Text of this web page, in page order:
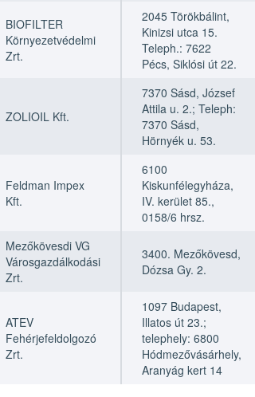
BIOFILTER
Környezetvédelmi
Zrt.
2045 Törökbálint,
Kinizsi utca 15.
Teleph.: 7622
Pécs, Siklósi út 22.
ZOLIOIL Kft.
7370 Sásd, József
Attila u. 2.; Teleph:
7370 Sásd,
Hörnyék u. 53.
Feldman Impex
Kft.
6100
Kiskunfélegyháza,
IV. kerület 85.,
0158/6 hrsz.
Mezőkövesdi VG
Városgazdálkodási
Zrt.
3400. Mezőkövesd,
Dózsa Gy. 2.
ATEV
Fehérjefeldolgozó
Zrt.
1097 Budapest,
Illatos út 23.;
telephely: 6800
Hódmezővásárhely,
Aranyág kert 14